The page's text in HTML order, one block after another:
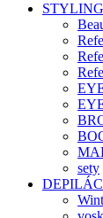
sety